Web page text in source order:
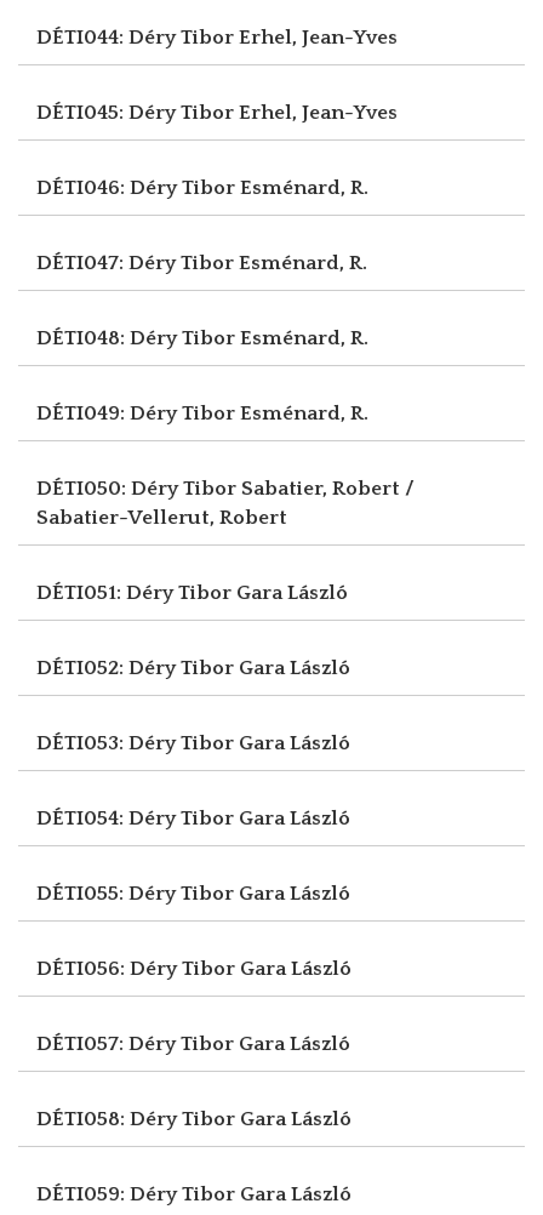
DÉTI044: Déry Tibor Erhel, Jean-Yves
DÉTI045: Déry Tibor Erhel, Jean-Yves
DÉTI046: Déry Tibor Esménard, R.
DÉTI047: Déry Tibor Esménard, R.
DÉTI048: Déry Tibor Esménard, R.
DÉTI049: Déry Tibor Esménard, R.
DÉTI050: Déry Tibor Sabatier, Robert /
Sabatier-Vellerut, Robert
DÉTI051: Déry Tibor Gara László
DÉTI052: Déry Tibor Gara László
DÉTI053: Déry Tibor Gara László
DÉTI054: Déry Tibor Gara László
DÉTI055: Déry Tibor Gara László
DÉTI056: Déry Tibor Gara László
DÉTI057: Déry Tibor Gara László
DÉTI058: Déry Tibor Gara László
DÉTI059: Déry Tibor Gara László